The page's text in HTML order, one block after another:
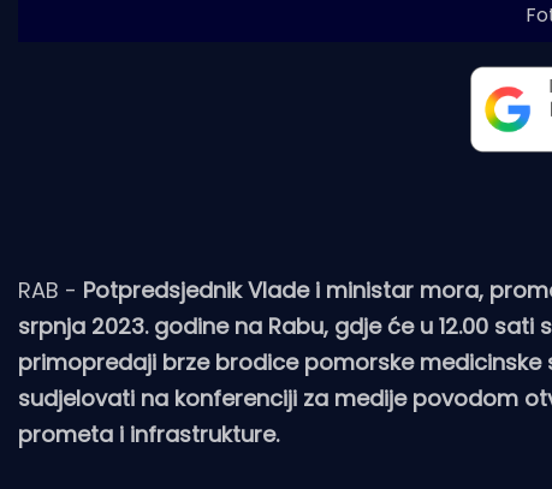
RAB - Potpredsjednik Vlade i ministar mora,
srpnja 2023. godine na Rabu, gdje će u 12.00
primopredaji brze brodice pomorske medicinske
sudjelovati na konferenciji za medije povodom
prometa i infrastrukture.